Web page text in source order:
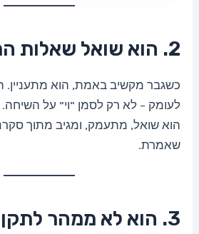
2. הוא שואל שאלות המשך
כשגבר מקשיב באמת, הוא מתעניין.
לעומק – לא רק לסמן “וי” על השיחה.
הוא שואל, מתעמק, ומגיב מתוך
שאמרת.
3. הוא לא ממהר לתקן או לפתור